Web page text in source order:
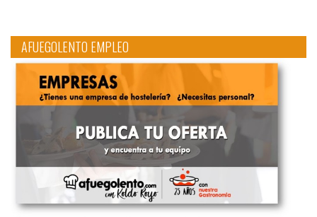
AFUEGOLENTO EMPLEO